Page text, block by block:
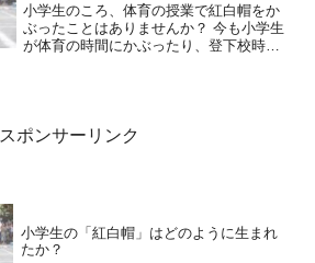
小学生のころ、体育の授業で紅白帽をか
ぶったことはありませんか？ 今も小学生
が体育の時間にかぶったり、登下校時に
スポンサーリンク
小学生の「紅白帽」はどのように生まれ
たか？